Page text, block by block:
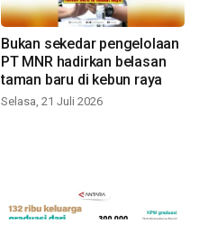
Bukan sekedar pengelolaan
PT MNR hadirkan belasan
taman baru di kebun raya
Selasa, 21 Juli 2026